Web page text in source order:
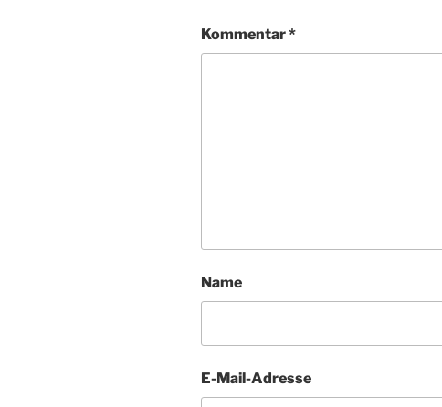
Kommentar*
Name
E-Mail-Adresse